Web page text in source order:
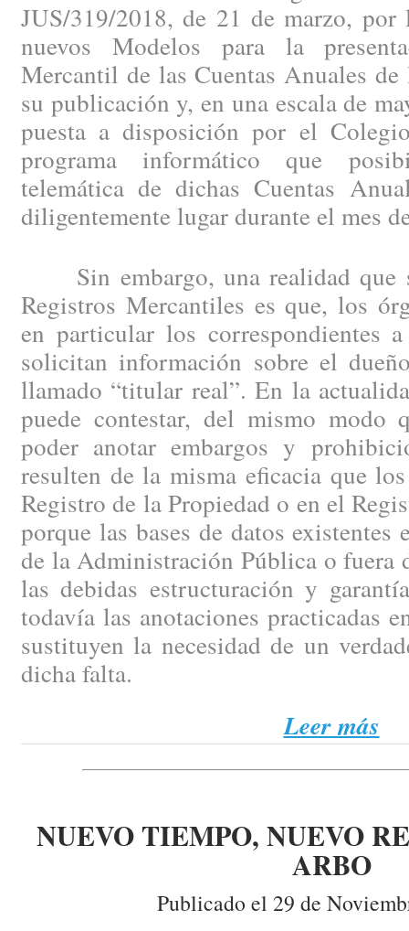
JUS/319/2018, de 21 de marzo, por
nuevos Modelos para la
Mercantil de las Cuentas Anuales
su publicación y, en una escala de
puesta a disposición por el
programa informático que
telemática de dichas Cuentas
diligentemente lugar durante el mes
Sin embargo, una realidad que
Registros Mercantiles es que, los
en particular los correspondientes
solicitan información sobre el
llamado “titular real”. En la
puede contestar, del mismo modo
poder anotar embargos y
resulten de la misma eficacia que
Registro de la Propiedad o en el
porque las bases de datos
de la Administración Pública o fuera
las debidas estructuración y
todavía las anotaciones practicadas
sustituyen la necesidad de un
dicha falta.
Leer más
NUEVO TIEMPO, NUEVO
ARBO
Publicado el 29 de